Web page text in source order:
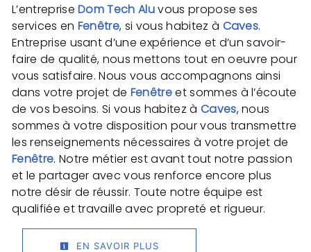
L’entrepriseDom Tech Aluvous propose ses
services en Fenêtre, si vous habitez à Caves.
Entreprise usant d’une expérience et d’un savoir-
faire de qualité, nous mettons tout en oeuvre pour
vous satisfaire. Nous vous accompagnons ainsi
dans votre projet de Fenêtreet sommes à l’écoute
de vos besoins. Si vous habitez à Caves, nous
sommes à votre disposition pour vous transmettre
les renseignements nécessaires à votre projet de
Fenêtre. Notre métier est avant tout notre passion
et le partager avec vous renforce encore plus
notre désir de réussir. Toute notre équipe est
qualifiée et travaille avec propreté et rigueur.
EN SAVOIR PLUS